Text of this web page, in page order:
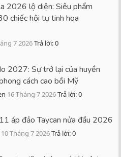
2026 lộ diện: Siêu phẩm
chiếc hội tụ tinh hoa
7 2026Trả lời: 0
2027: Sự trở lại của huyền
cách cao bồi Mỹ
16 Tháng 7 2026Trả lời: 0
áp đảo Taycan nửa đầu 2026
10 Tháng 7 2026Trả lời: 0